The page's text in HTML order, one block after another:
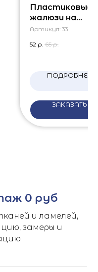
Пластиковые
жалюзи на
балкон
Артикул: 33
52 р. 65 р.
ПОДРОБНЕЕ
ЗАКАЗАТЬ
0 руб
и ламелей,
замеры и